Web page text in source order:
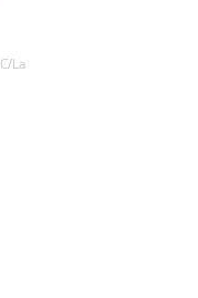
La